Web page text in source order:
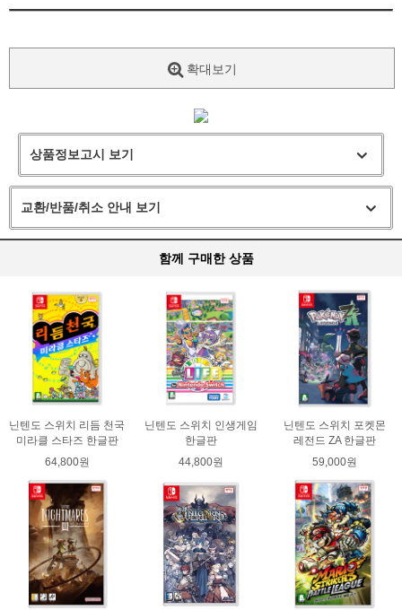
확대보기
상품정보고시 보기
교환/반품/취소 안내 보기
함께 구매한 상품
닌텐도 스위치 리듬 천국
미라클 스타즈 한글판
64,800원
닌텐도 스위치 인생게임
한글판
44,800원
닌텐도 스위치 포켓몬
레전드 ZA 한글판
59,000원